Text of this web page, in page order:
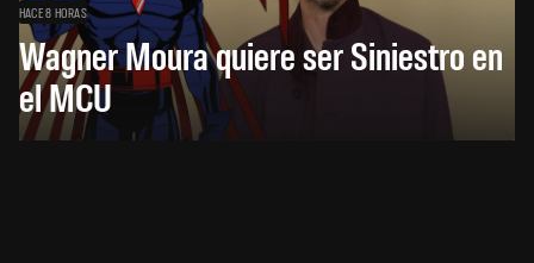
HACE 8 HORAS
Wagner Moura quiere ser Siniestro en
el MCU